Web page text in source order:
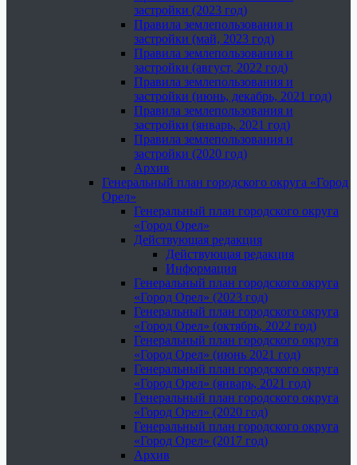
застройки (2023 год)
Правила землепользования и
застройки (май, 2023 год)
Правила землепользования и
застройки (август, 2022 год)
Правила землепользования и
застройки (июнь, декабрь, 2021 год)
Правила землепользования и
застройки (январь, 2021 год)
Правила землепользования и
застройки (2020 год)
Архив
Генеральный план городского округа «Город
Орел»
Генеральный план городского округа
«Город Орел»
Действующая редакция
Действующая редакция
Информация
Генеральный план городского округа
«Город Орел» (2023 год)
Генеральный план городского округа
«Город Орел» (октябрь, 2022 год)
Генеральный план городского округа
«Город Орел» (июнь 2021 год)
Генеральный план городского округа
«Город Орел» (январь, 2021 год)
Генеральный план городского округа
«Город Орел» (2020 год)
Генеральный план городского округа
«Город Орел» (2017 год)
Архив